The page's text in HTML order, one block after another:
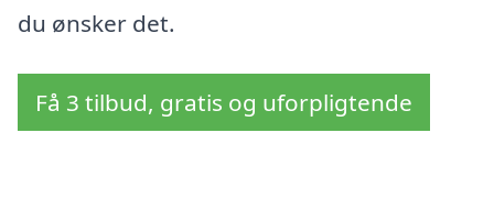
du ønsker det.
Få 3 tilbud, gratis og uforpligtende